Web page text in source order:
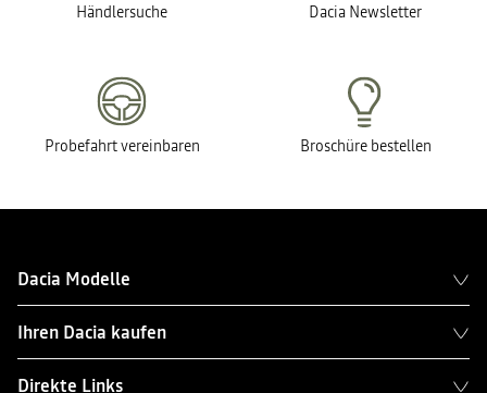
Händlersuche Dacia Newsletter
Probefahrt vereinbaren Broschüre bestellen
Dacia Modelle
Ihren Dacia kaufen
Direkte Links